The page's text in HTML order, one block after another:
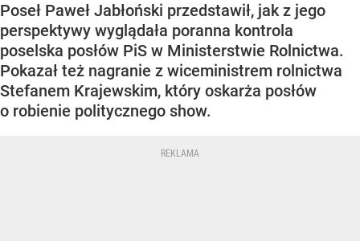
Poseł Paweł Jabłoński przedstawił, jak z jego
perspektywy wyglądała poranna kontrola
poselska posłów PiS w Ministerstwie Rolnictwa.
Pokazał też nagranie z wiceministrem rolnictwa
Stefanem Krajewskim, który oskarża posłów
o robienie politycznego show.